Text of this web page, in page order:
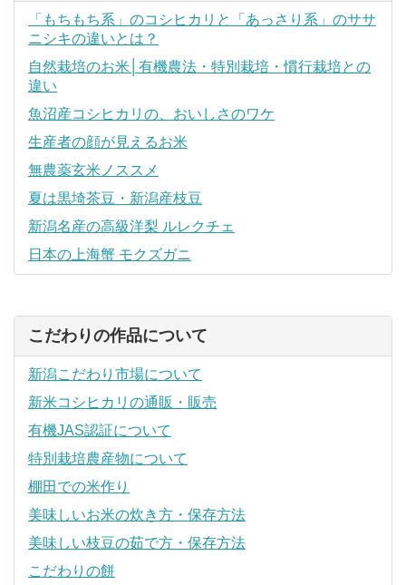
「もちもち系」のコシヒカリと「あっさり系」のササ
ニシキの違いとは？
自然栽培のお米│有機農法・特別栽培・慣行栽培との
違い
魚沼産コシヒカリの、おいしさのワケ
生産者の顔が見えるお米
無農薬玄米ノススメ
夏は黒埼茶豆・新潟産枝豆
新潟名産の高級洋梨 ルレクチェ
日本の上海蟹 モクズガニ
こだわりの作品について
新潟こだわり市場について
新米コシヒカリの通販・販売
有機JAS認証について
特別栽培農産物について
棚田での米作り
美味しいお米の炊き方・保存方法
美味しい枝豆の茹で方・保存方法
こだわりの餅